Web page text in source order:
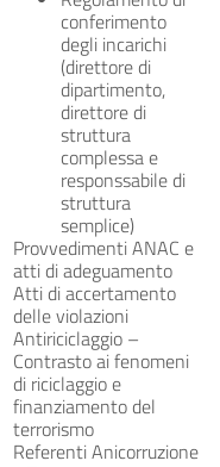
conferimento
degli incarichi
(direttore di
dipartimento,
direttore di
struttura
complessa e
responssabile di
struttura
semplice)
Provvedimenti ANAC e
atti di adeguamento
Atti di accertamento
delle violazioni
Antiriciclaggio –
Contrasto ai fenomeni
di riciclaggio e
finanziamento del
terrorismo
Referenti Anicorruzione